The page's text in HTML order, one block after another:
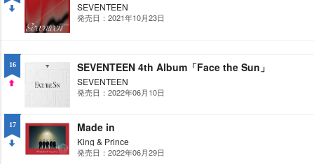
SEVENTEEN
発売日：2021年10月23日
16 SEVENTEEN 4th Album「Face the Sun」
SEVENTEEN
発売日：2022年06月10日
17 Made in
King & Prince
発売日：2022年06月29日